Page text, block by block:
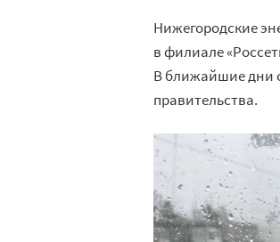
Нижегородские
в филиале
В ближайшие дни
правительства.